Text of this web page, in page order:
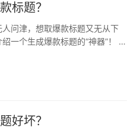
标题？
问津，想取爆款标题又无从下
一个生成爆款标题的“神器”！ 怎
好坏？